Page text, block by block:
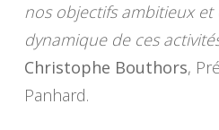
nos objectifs ambitieux
dynamique de ces
Christophe Bouthors,
Panhard.